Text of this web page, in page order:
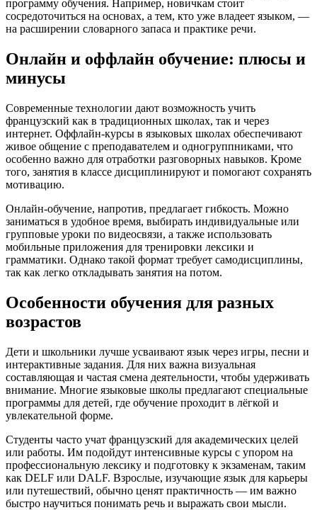
программу обучения. Например, новичкам стоит
сосредоточиться на основах, а тем, кто уже владеет языком, —
на расширении словарного запаса и практике речи.
Онлайн и оффлайн обучение: плюсы и
минусы
Современные технологии дают возможность учить
французский как в традиционных школах, так и через
интернет. Оффлайн-курсы в языковых школах обеспечивают
живое общение с преподавателем и одногруппниками, что
особенно важно для отработки разговорных навыков. Кроме
того, занятия в классе дисциплинируют и помогают сохранять
мотивацию.
Онлайн-обучение, напротив, предлагает гибкость. Можно
заниматься в удобное время, выбирать индивидуальные или
групповые уроки по видеосвязи, а также использовать
мобильные приложения для тренировки лексики и
грамматики. Однако такой формат требует самодисциплины,
так как легко откладывать занятия на потом.
Особенности обучения для разных
возрастов
Дети и школьники лучше усваивают язык через игры, песни и
интерактивные задания. Для них важна визуальная
составляющая и частая смена деятельности, чтобы удерживать
внимание. Многие языковые школы предлагают специальные
программы для детей, где обучение проходит в лёгкой и
увлекательной форме.
Студенты часто учат французский для академических целей
или работы. Им подойдут интенсивные курсы с упором на
профессиональную лексику и подготовку к экзаменам, таким
как DELF или DALF. Взрослые, изучающие язык для карьеры
или путешествий, обычно ценят практичность — им важно
быстро научиться понимать речь и выражать свои мысли.